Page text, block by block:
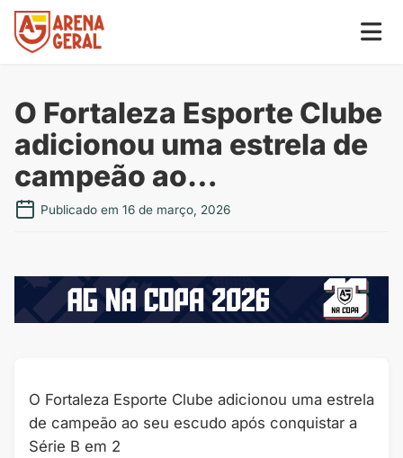
O Fortaleza Esporte Clube
adicionou uma estrela de
campeão ao…
Publicado em 16 de março, 2026
O Fortaleza Esporte Clube adicionou uma estrela
de campeão ao seu escudo após conquistar a
Série B em 2